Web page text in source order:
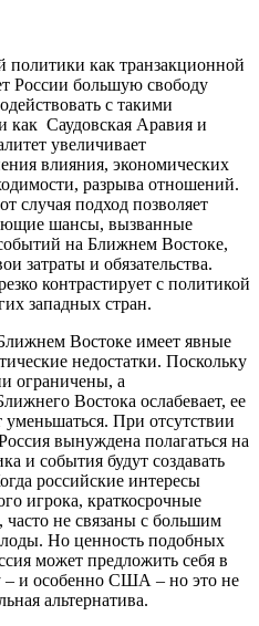
политики как транзакционной
России большую свободу
с такими
Саудовская Аравия и
увеличивает
влияния, экономических
разрыва отношений.
случая подход позволяет
шансы, вызванные
на Ближнем Востоке,
затраты и обязательства.
контрастирует с политикой
западных стран.
Востоке имеет явные
недостатки. Поскольку
ограничены, а
Востока ослабевает, ее
уменьшаться. При отсутствии
вынуждена полагаться на
и события будут создавать
российские интересы
игрока, краткосрочные
не связаны с большим
Но ценность подобных
может предложить себя в
– и особенно США – но это не
альтернатива.